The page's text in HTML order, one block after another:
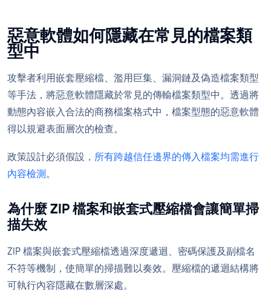
惡意軟體如何隱藏在常見的檔案類
型中
攻擊者利用嵌套壓縮檔、濫用巨集、漏洞鏈及偽造檔案類型
等手法，將惡意軟體隱藏於常見的傳輸檔案類型中。透過將
動態內容嵌入合法的商務檔案格式中，檔案型態的惡意軟體
得以規避表面層次的檢查。
政策設計必須假設 ，所有跨越信任邊界的傳入檔案均需進行
內容檢測 。
為什麼 ZIP 檔案和嵌套式壓縮檔會讓簡單掃
描失效
ZIP 檔案與嵌套式壓縮檔透過深度遞迴、密碼保護及副檔名
不符等機制，使簡單的掃描難以奏效。壓縮檔的遞迴結構將
可執行內容隱藏在數層深處。